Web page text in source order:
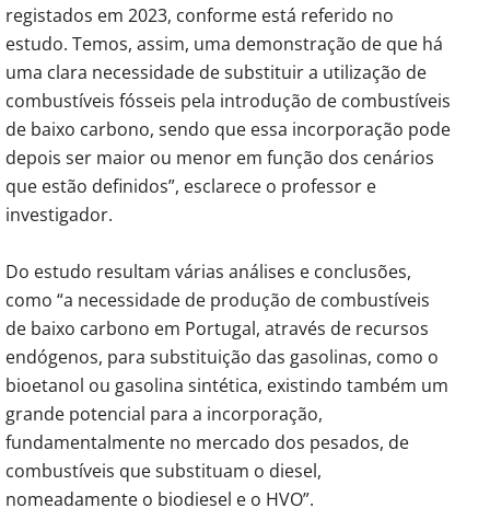
registados em 2023, conforme está referido no
estudo. Temos, assim, uma demonstração de que há
uma clara necessidade de substituir a utilização de
combustíveis fósseis pela introdução de combustíveis
de baixo carbono, sendo que essa incorporação pode
depois ser maior ou menor em função dos cenários
que estão definidos”, esclarece o professor e
investigador.
Do estudo resultam várias análises e conclusões,
como “a necessidade de produção de combustíveis
de baixo carbono em Portugal, através de recursos
endógenos, para substituição das gasolinas, como o
bioetanol ou gasolina sintética, existindo também um
grande potencial para a incorporação,
fundamentalmente no mercado dos pesados, de
combustíveis que substituam o diesel,
nomeadamente o biodiesel e o HVO”.